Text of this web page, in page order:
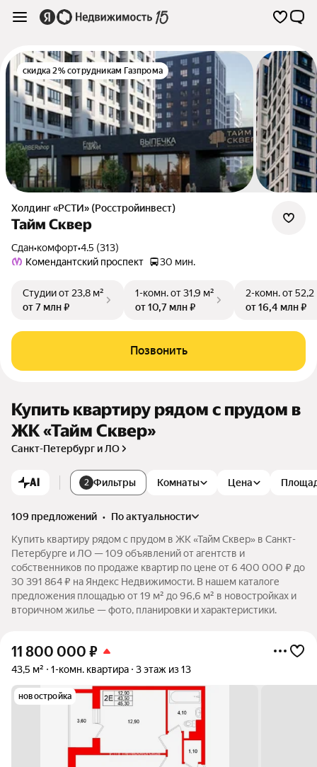
скидка 2% сотрудникам Газпрома
Холдинг «РСТИ» (Росстройинвест)
Тайм Сквер
Сдан•комфорт•4.5 (313)
Комендантский проспект
30 мин.
Студииот 23,8 м²
от 7 млн ₽
1-комн.от 31,9 м²
от 10,7 млн ₽
2-комн.от 52,2
от 16,4 млн ₽
Позвонить
Купить квартиру рядом с прудом в
ЖК «Тайм Сквер»
Санкт-Петербург и ЛО
AI 2 Фильтры Комнаты Цена
109 предложений •
по актуальности
Купить квартиру рядом с прудом в ЖК «Тайм Сквер» в Санкт-
Петербурге и ЛО — 109 объявлений от агентств и
собственников по продаже квартир по цене от 6 400 000 ₽ до
30 391 864 ₽ на Яндекс Недвижимости. В нашем каталоге
предложения площадью от 19 м² до 96,6 м² в новостройках и
вторичном жилье — фото, планировки и характеристики.
11 800 000 ₽
43,5 м² 1-комн. квартира 3 этаж из 13
новостройка